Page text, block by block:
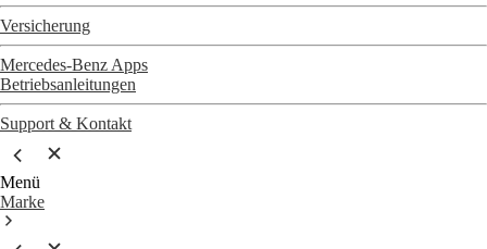
Versicherung
Mercedes-Benz Apps
Betriebsanleitungen
Support & Kontakt
Menü
Marke